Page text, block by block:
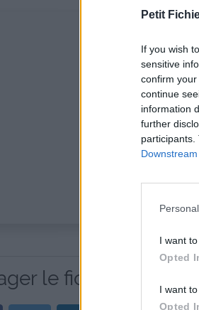
Petit
If you wish
sensitive
confirm
continue
information
further
I want
Opted
I want
Opted
le fichier